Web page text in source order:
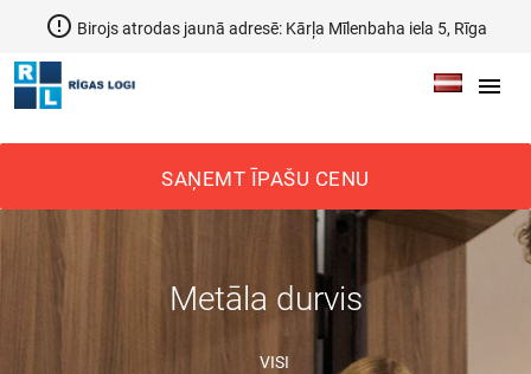
error_outline Birojs atrodas jaunā adresē: Kārļa Mīlenbaha iela 5, Rīga
menu
SAŅEMT ĪPAŠU CENU
Metāla durvis
VISI